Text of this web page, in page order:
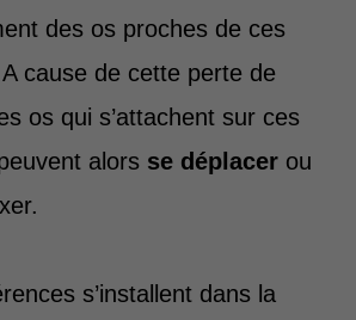
des os proches de ces
cause de cette perte de
os qui s’attachent sur ces
alors se déplacer ou
s’installent dans la